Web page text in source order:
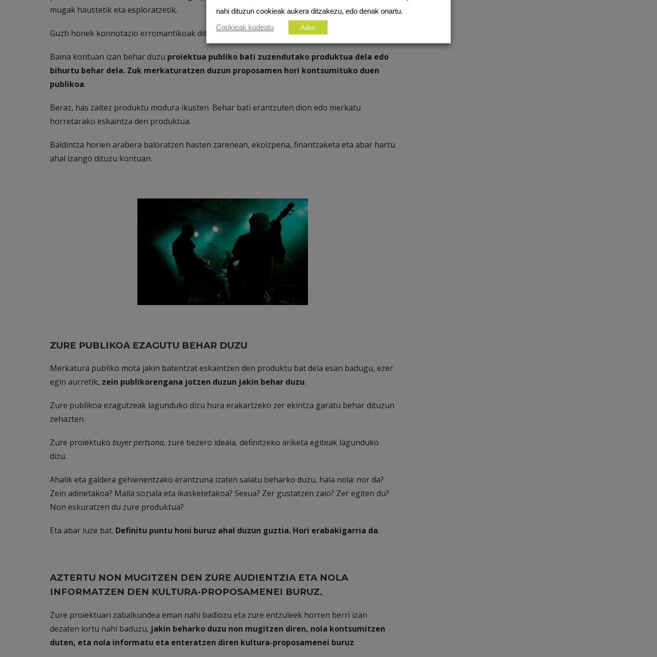
mugak haustetik eta esploratzetik.
Guzti honek konnotazio erromantikoak ditu.
Baina kontuan izan behar duzu proiektua publiko bati zuzendutako produktua dela edo
bihurtu behar dela. Zuk merkaturatzen duzun proposamen hori kontsumituko duen
publikoa.
Beraz, has zaitez produktu modura ikusten. Behar bati erantzuten dion edo merkatu
horretarako eskaintza den produktua.
Baldintza horien arabera baloratzen hasten zarenean, ekoizpena, finantzaketa eta abar hartu
ahal izango dituzu kontuan.
ZURE PUBLIKOA EZAGUTU BEHAR DUZU
Merkatura publiko mota jakin batentzat eskaintzen den produktu bat dela esan badugu, ezer
egin aurretik, zein publikorengana jotzen duzun jakin behar duzu.
Zure publikoa ezagutzeak lagunduko dizu hura erakartzeko zer ekintza garatu behar dituzun
zehazten.
Zure proiektuko buyer pertsona, zure bezero ideala, definitzeko ariketa egiteak lagunduko
dizu.
Ahalik eta galdera gehienentzako erantzuna izaten saiatu beharko duzu, hala nola: nor da?
Zein adinetakoa? Maila soziala eta ikasketetakoa? Sexua? Zer gustatzen zaio? Zer egiten du?
Non eskuratzen du zure produktua?
Eta abar luze bat. Definitu puntu honi buruz ahal duzun guztia. Hori erabakigarria da.
AZTERTU NON MUGITZEN DEN ZURE AUDIENTZIA ETA NOLA
INFORMATZEN DEN KULTURA-PROPOSAMENEI BURUZ.
Zure proiektuari zabalkundea eman nahi badiozu eta zure entzuleek horren berri izan
dezaten lortu nahi baduzu, jakin beharko duzu non mugitzen diren, nola kontsumitzen
duten, eta nola informatu eta enteratzen diren kultura-proposamenei buruz.
nahi dituzun cookieak aukera ditzakezu, edo denak onartu.
Cookieak kudeatu Ados